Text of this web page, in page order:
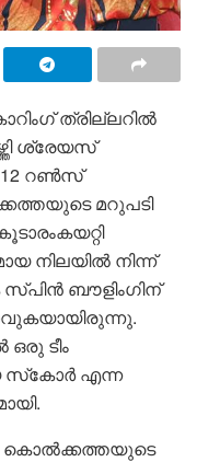
ത്രില്ലറിൽ
ശ്രേയസ്
റൺസ്
മറുപടി
നിലയിൽ നിന്ന്
സ്പിൻ ബൗളിംഗിന്
ടീം
സ്‌കോർ എന്ന
കൊൽക്കത്തയുടെ